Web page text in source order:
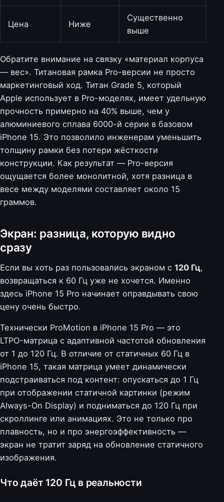
Цена Ниже
Существенно
выше
Обратите внимание на связку «материал корпуса
— вес». Титановая рамка Pro-версии не просто
маркетинговый ход. Титан Grade 5, который
Apple использует в Pro-моделях, имеет удельную
прочность примерно на 40% выше, чем у
алюминиевого сплава 6000-й серии в базовом
iPhone 15. Это позволило инженерам уменьшить
толщину рамки без потери жёсткости
конструкции. Как результат — Pro-версия
ощущается более монолитной, хотя разница в
весе между моделями составляет около 15
граммов.
Экран: разница, которую видно
сразу
Если вы хоть раз пользовались экраном с 120 Гц,
возвращаться к 60 Гц уже не хочется. Именно
здесь iPhone 15 Pro начинает оправдывать свою
цену очень быстро.
Технически ProMotion в iPhone 15 Pro — это
LTPO-матрица с адаптивной частотой обновления
от 1 до 120 Гц. В отличие от статичных 60 Гц в
iPhone 15, такая матрица умеет динамически
подстраиваться под контент: опускаться до 1 Гц
при отображении статичной картинки (режим
Always-On Display) и подниматься до 120 Гц при
скроллинге или анимациях. Это не только про
плавность, но и про энергоэффективность —
экран не тратит заряд на обновление статичного
изображения.
Что даёт 120 Гц в реальности